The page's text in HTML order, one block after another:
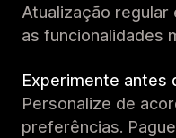
Atualização
as funcionalidades
Experimente antes
Personalize de
preferências.